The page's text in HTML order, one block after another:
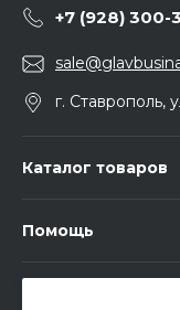
+7 (928) 300-
г. Ставрополь,
Каталог товаров
Помощь